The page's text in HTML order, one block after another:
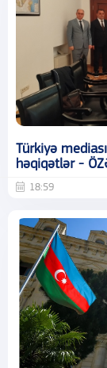
Türkiyə
həqiqətlər -
18:59